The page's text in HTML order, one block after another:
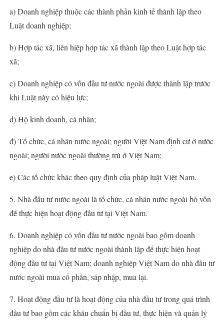
a) Doanh nghiệp thuộc các thành phần kinh tế thành lập theo
Luật doanh nghiệp;
b) Hợp tác xã, liên hiệp hợp tác xã thành lập theo Luật hợp tác
xã;
c) Doanh nghiệp có vốn đầu tư nước ngoài được thành lập trước
khi Luật này có hiệu lực;
d) Hộ kinh doanh, cá nhân;
đ) Tổ chức, cá nhân nước ngoài; người Việt Nam định cư ở nước
ngoài; người nước ngoài thường trú ở Việt Nam;
e) Các tổ chức khác theo quy định của pháp luật Việt Nam.
5. Nhà đầu tư nước ngoài là tổ chức, cá nhân nước ngoài bỏ vốn
để thực hiện hoạt động đầu tư tại Việt Nam.
6. Doanh nghiệp có vốn đầu tư nước ngoài bao gồm doanh
nghiệp do nhà đầu tư nước ngoài thành lập để thực hiện hoạt
động đầu tư tại Việt Nam; doanh nghiệp Việt Nam do nhà đầu tư
nước ngoài mua cổ phần, sáp nhập, mua lại.
7. Hoạt động đầu tư là hoạt động của nhà đầu tư trong quá trình
đầu tư bao gồm các khâu chuẩn bị đầu tư, thực hiện và quản lý